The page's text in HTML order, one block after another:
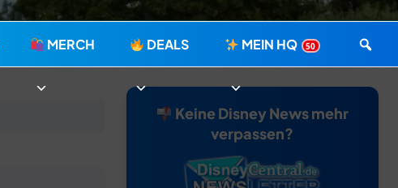
MERCH DEALS MEIN HQ 50
Keine Disney News mehr
verpassen?